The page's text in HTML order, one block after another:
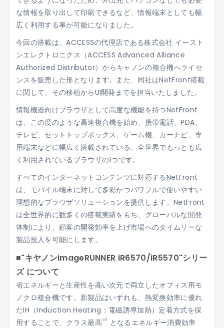
な情報を取り出して印刷できるなど、情報端末としても幅
広く利用する事が可能になりました。
今回の搭載は、ACCESSの代理店である株式会社 イースト
ンエレクトロニクス（ACCESS Advanced Alliance
Authorized Distributor）からキャノンの複合機へライセ
ンスを販売した形となります。また、同社はNetFront搭載
に関して、その移植からUI開発までを担当いたしました。
情報機器向けブラウザとして高度な機能を持つNetFront
は、この度のような高速複合機を始め、携帯電話、PDA、
テレビ、セットトップボックス、ゲーム機、カーナビ、専
用端末などに幅広く搭載されている、全世界でもっとも広
く利用されているブラウザの1つです。
すべてのインターネットコンテンツに対応するNetFront
は、モバイル端末に対して多彩かつパワフルで使いやすい
理想的なブラウザソリューションを提供します。NetFront
は全世界的に数多くの搭載実績をもち、グローバルな開発
体制により、顧客の開発効率を上げ市場へのタイムリーな
製品投入を可能にします。
■"キヤノンimageRUNNER iR6570/iR5570"シリー
ズ について
省エネルギーと生産性を高い次元で両立したオフィス用モ
ノクロ複合機です。新製品はいずれも、熱変換効率に優れ
たIH（Induction Heating：電磁誘導加熱）定着方式を採
用することで、クラス最高※1
となるエネルギー消費効率